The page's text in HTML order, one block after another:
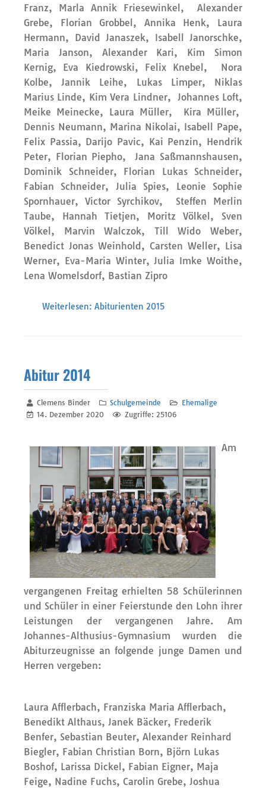
Franz, Marla Annik Friesewinkel, Alexander
Grebe, Florian Grobbel, Annika Henk, Laura
Hermann, David Janaszek, Isabell Janorschke,
Maria Janson, Alexander Kari, Kim Simon
Kernig, Eva Kiedrowski, Felix Knebel, Nora
Kolbe, Jannik Leihe, Lukas Limper, Niklas
Marius Linde, Kim Vera Lindner, Johannes Loft,
Meike Meinecke, Laura Müller, Kira Müller,
Dennis Neumann, Marina Nikolai, Isabell Pape,
Felix Passia, Darijo Pavic, Kai Penzin, Hendrik
Peter, Florian Piepho, Jana Saßmannshausen,
Dominik Schneider, Florian Lukas Schneider,
Fabian Schneider, Julia Spies, Leonie Sophie
Spornhauer, Victor Syrchikov, Steffen Merlin
Taube, Hannah Tietjen, Moritz Völkel, Sven
Völkel, Marvin Walczok, Till Wido Weber,
Benedict Jonas Weinhold, Carsten Weller, Lisa
Werner, Eva-Maria Winter, Julia Imke Woithe,
Lena Womelsdorf, Bastian Zipro
Weiterlesen: Abiturienten 2015
Abitur 2014
Clemens Binder Schulgemeinde
Ehemalige
14. Dezember 2020
Zugriffe: 25106
Am
vergangenen Freitag erhielten 58 Schülerinnen
und Schüler in einer Feierstunde den Lohn ihrer
Leistungen der vergangenen Jahre. Am
Johannes-Althusius-Gymnasium wurden die
Abiturzeugnisse an folgende junge Damen und
Herren vergeben:
Laura Afflerbach, Franziska Maria Afflerbach,
Benedikt Althaus, Janek Bäcker, Frederik
Benfer, Sebastian Beuter, Alexander Reinhard
Biegler, Fabian Christian Born, Björn Lukas
Boshof, Larissa Dickel, Fabian Eigner, Maja
Feige, Nadine Fuchs, Carolin Grebe, Joshua